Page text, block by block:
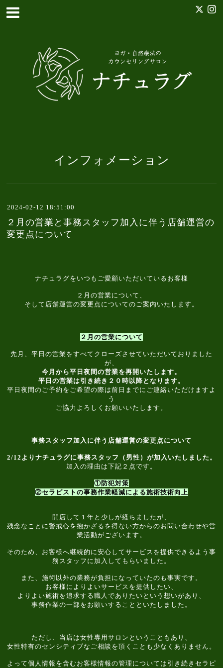
インフォメーション
2024-02-12 18:51:00
２月の営業と事務スタッフ加入に伴う店舗運営の
変更点について
ナチュラグをいつもご愛顧いただいているお客様
２月の営業について、
そして店舗運営の変更点についてのご案内いたします。
２月の営業について
先月、平日の営業をすべてクローズさせていただいておりました
が、
今月から平日夜間の営業を再開いたします。
平日の営業は引き続き２０時以降となります。
平日夜間のご予約をご希望の際は前日までにご連絡いただけますよ
う
ご協力よろしくお願いいたします。
事務スタッフ加入に伴う店舗運営の変更点について
2/12よりナチュラグに事務スタッフ（男性）が加入いたしました。
加入の理由は下記２点です。
①防犯対策
②セラピストの事務作業軽減による施術技術向上
開店して１年と少しが経ちましたが、
残念なことに警戒心を抱かざるを得ない方からのお問い合わせや営
業活動がございます。
そのため、お客様へ継続的に安心してサービスを提供できるよう事
務スタッフに加入してもらいました。
また、施術以外の業務が負担になっていたのも事実です。
お客様によりよいサービスを提供したい、
よりよい施術を追求する職人でありたいという想いがあり、
事務作業の一部をお願いすることといたしました。
ただし、当店は女性専用サロンということもあり、
女性特有のセンシティブなご相談を頂くことも少なくありません。
よって個人情報を含むお客様情報の管理については引き続きセラピ